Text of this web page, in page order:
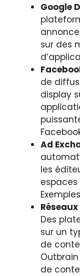
Google
sur des
de
display
Ad
les
Des
sur un
de
de